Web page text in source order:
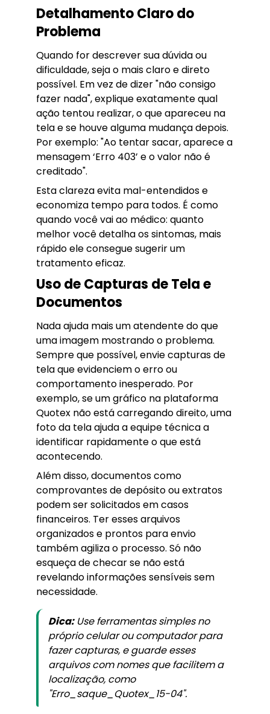
Detalhamento Claro do
Problema
Quando for descrever sua dúvida ou
dificuldade, seja o mais claro e direto
possível. Em vez de dizer "não consigo
fazer nada", explique exatamente qual
ação tentou realizar, o que apareceu na
tela e se houve alguma mudança depois.
Por exemplo: "Ao tentar sacar, aparece a
mensagem ‘Erro 403’ e o valor não é
creditado".
Esta clareza evita mal-entendidos e
economiza tempo para todos. É como
quando você vai ao médico: quanto
melhor você detalha os sintomas, mais
rápido ele consegue sugerir um
tratamento eficaz.
Uso de Capturas de Tela e
Documentos
Nada ajuda mais um atendente do que
uma imagem mostrando o problema.
Sempre que possível, envie capturas de
tela que evidenciem o erro ou
comportamento inesperado. Por
exemplo, se um gráfico na plataforma
Quotex não está carregando direito, uma
foto da tela ajuda a equipe técnica a
identificar rapidamente o que está
acontecendo.
Além disso, documentos como
comprovantes de depósito ou extratos
podem ser solicitados em casos
financeiros. Ter esses arquivos
organizados e prontos para envio
também agiliza o processo. Só não
esqueça de checar se não está
revelando informações sensíveis sem
necessidade.
Dica:Use ferramentas simples no
próprio celular ou computador para
fazer capturas, e guarde esses
arquivos com nomes que facilitem a
localização, como
"Erro_saque_Quotex_15-04".